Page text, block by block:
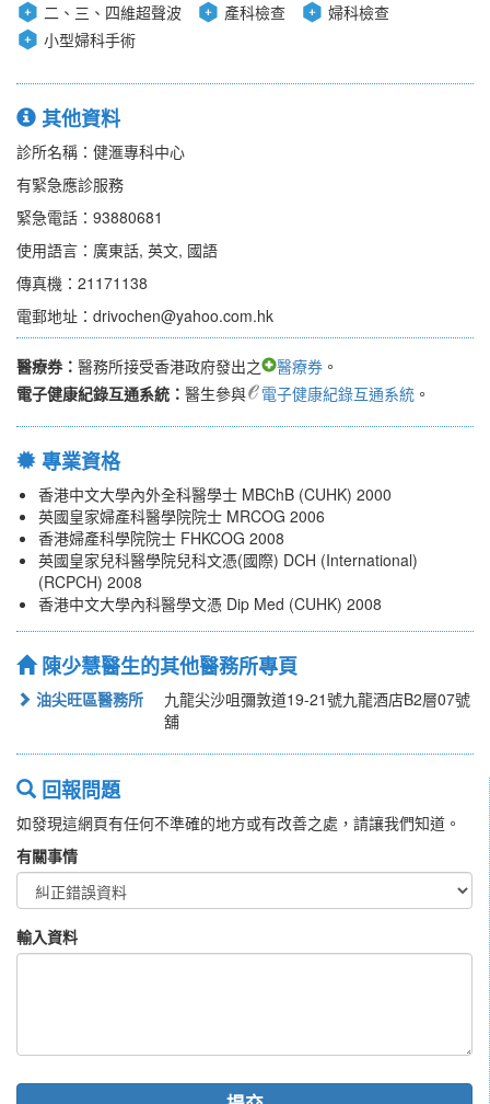
二、三、四維超聲波 產科檢查
婦科檢查
小型婦科手術
其他資料
診所名稱：健滙專科中心
有緊急應診服務
緊急電話：93880681
使用語言：廣東話, 英文, 國語
傳真機：21171138
電郵地址：drivochen@yahoo.com.hk
醫療券： 醫務所接受香港政府發出之 醫療券 。
電子健康紀錄互通系統： 醫生參與 電子健康紀錄互通系統 。
專業資格
香港中文大學內外全科醫學士 MBChB (CUHK) 2000
英國皇家婦產科醫學院院士 MRCOG 2006
香港婦產科學院院士 FHKCOG 2008
英國皇家兒科醫學院兒科文憑(國際) DCH (International)
(RCPCH) 2008
香港中文大學內科醫學文憑 Dip Med (CUHK) 2008
陳少慧醫生的其他醫務所專頁
油尖旺區醫務所
九龍尖沙咀彌敦道19-21號九龍酒店B2層07號
舖
回報問題
如發現這網頁有任何不準確的地方或有改善之處，請讓我們知道。
有關事情
輸入資料